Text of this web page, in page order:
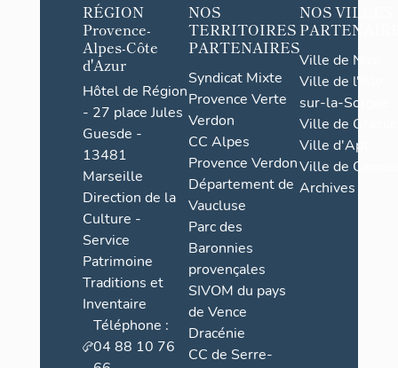
RÉGION
Provence-
Alpes-Côte
d'Azur
Hôtel de Région
- 27 place Jules
Guesde -
13481
Marseille
Direction de la
Culture -
Service
Patrimoine
Traditions et
Inventaire
Téléphone :
04 88 10 76
NOS
TERRITOIRES
PARTENAIRES
Syndicat Mixte
Provence Verte
Verdon
CC Alpes
Provence Verdon
Département de
Vaucluse
Parc des
Baronnies
provençales
SIVOM du pays
de Vence
Dracénie
CC de Serre-
NOS VILLES
Ville de Nice
Ville de l'Isle-
sur-la-Sorgue
Ville de Grasse
Ville d'Apt
Ville de
Archives